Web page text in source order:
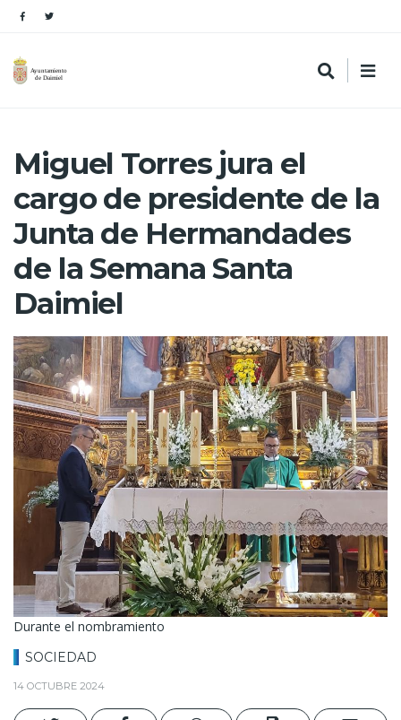
Miguel Torres jura el
cargo de presidente de la
Junta de Hermandades
de la Semana Santa
Daimiel
Durante el nombramiento
SOCIEDAD
14 OCTUBRE 2024